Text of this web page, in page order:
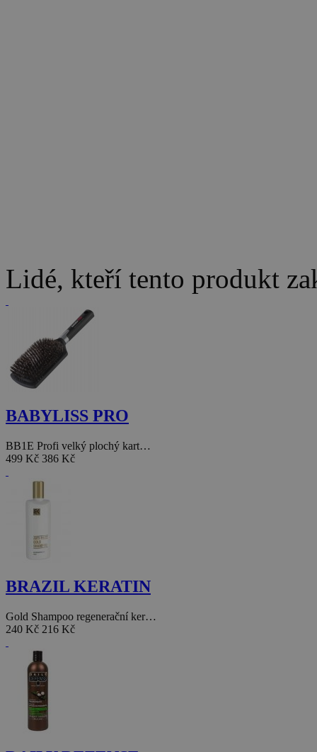
Lidé, kteří tento produkt
BABYLISS PRO
BB1E Profi velký plochý kart…
499 Kč 386 Kč
BRAZIL KERATIN
Gold Shampoo regenerační ker…
240 Kč 216 Kč